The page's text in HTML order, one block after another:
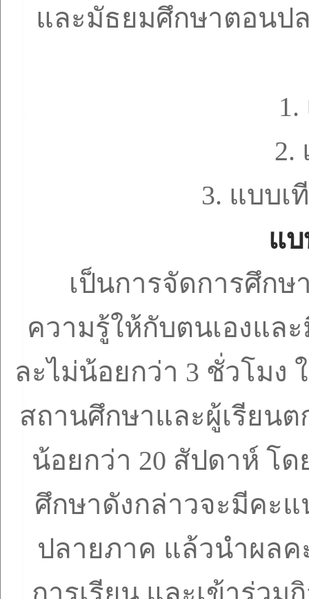
และมัธยมศึกษาตอนป
1.
2.
3. แบบเ
แ
เป็นการจัดการศึก
ความรู้ให้กับตนเองแล
ละไม่น้อยกว่า 3 ชั่วโมง
สถานศึกษาและผู้เรียนต
น้อยกว่า 20 สัปดาห์ โด
ศึกษาดังกล่าวจะมีคะ
ปลายภาค แล้วนำผล